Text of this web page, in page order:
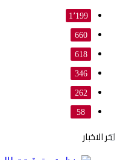
1٬199
660
618
346
262
58
اخر الاخبار